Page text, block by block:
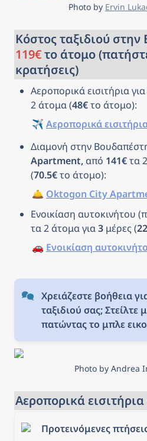
Photo by Ervin
119€ το άτομο
κρατήσεις)
Αεροπορικά εισιτήρια
2 άτομα (48€ το άτομο):
✈️ Αεροπορικά
Διαμονή στην
Apartment, από 141€ τα
(70.5€ το άτομο):
🛎️ Oktogon City
Ενοικίαση αυτοκινήτου
τα 2 άτομα για 3 μέρες (
🚗 Ενοικίαση
Χρειάζεστε βοήθεια
ταξιδιού σας; Στείλτε
πατώντας το μπλε
Photo by Andrea
Αεροπορικά
Προτεινόμενες